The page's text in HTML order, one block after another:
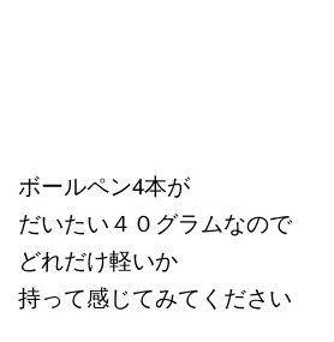
ボールペン4本が
だいたい４０グラムなので
どれだけ軽いか
持って感じてみてください